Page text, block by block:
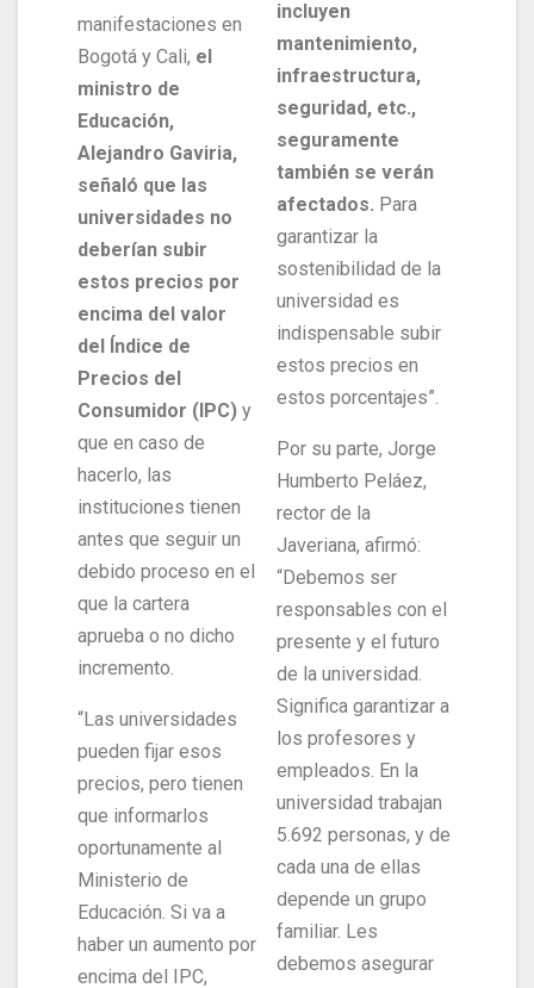
manifestaciones en
Bogotá y Cali, el
ministro de
Educación,
Alejandro Gaviria,
señaló que las
universidades no
deberían subir
estos precios por
encima del valor
del Índice de
Precios del
Consumidor (IPC) y
que en caso de
hacerlo, las
instituciones tienen
antes que seguir un
debido proceso en el
que la cartera
aprueba o no dicho
incremento.
“Las universidades
pueden fijar esos
precios, pero tienen
que informarlos
oportunamente al
Ministerio de
Educación. Si va a
haber un aumento por
encima del IPC,
incluyen
mantenimiento,
infraestructura,
seguridad, etc.,
seguramente
también se verán
afectados. Para
garantizar la
sostenibilidad de la
universidad es
indispensable subir
estos precios en
estos porcentajes”.
Por su parte, Jorge
Humberto Peláez,
rector de la
Javeriana, afirmó:
“Debemos ser
responsables con el
presente y el futuro
de la universidad.
Significa garantizar a
los profesores y
empleados. En la
universidad trabajan
5.692 personas, y de
cada una de ellas
depende un grupo
familiar. Les
debemos asegurar